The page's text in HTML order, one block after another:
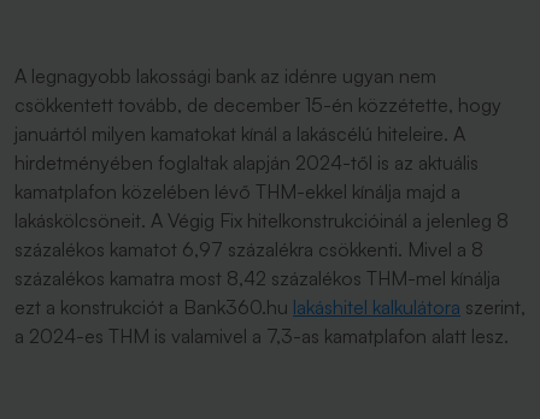
A legnagyobb lakossági bank az idénre ugyan nem
csökkentett tovább, de december 15-én közzétette, hogy
januártól milyen kamatokat kínál a lakáscélú hiteleire. A
hirdetményében foglaltak alapján 2024-től is az aktuális
kamatplafon közelében lévő THM-ekkel kínálja majd a
lakáskölcsöneit. A Végig Fix hitelkonstrukcióinál a jelenleg 8
százalékos kamatot 6,97 százalékra csökkenti. Mivel a 8
százalékos kamatra most 8,42 százalékos THM-mel kínálja
ezt a konstrukciót a Bank360.hu lakáshitel kalkulátora szerint,
a 2024-es THM is valamivel a 7,3-as kamatplafon alatt lesz.